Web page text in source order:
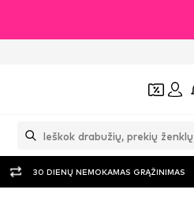
30 DIENŲ NEMOKAMAS GRĄŽINIMAS